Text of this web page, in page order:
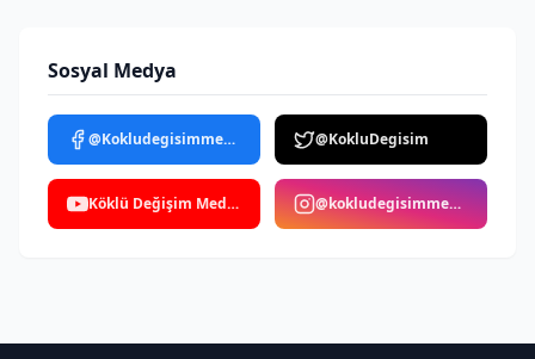
Sosyal Medya
@Kokludegisimmedya @KokluDegisim
Köklü Değişim Medya @kokludegisimmedya